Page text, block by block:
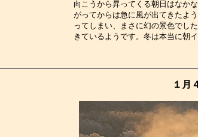
向こうから昇ってくる朝日はなか
がってからは急に風が出てきたよ
ってしまい、まさに幻の景色でし
きているようです。冬は
１月